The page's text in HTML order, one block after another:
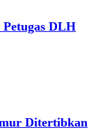
DLH
Ditertibkan